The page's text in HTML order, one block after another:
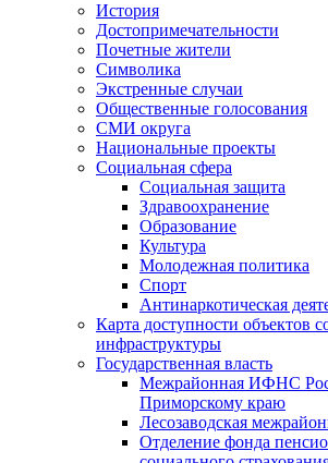
История
Достопримечательности
Почетные жители
Символика
Экстренные случаи
Общественные голосования
СМИ округа
Национальные проекты
Социальная сфера
Социальная защита
Здравоохранение
Образование
Культура
Молодежная политика
Спорт
Антинаркотическая
Карта доступности объектов
инфраструктуры
Государственная власть
Межрайонная ИФНС
Приморскому краю
Лесозаводская
Отделение фонда